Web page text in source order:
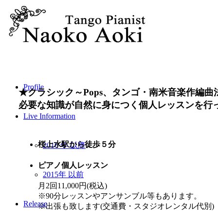
Profile
Live Information
2016 年 以降
2015年 以前
Release
★クラシック～Pops、タンゴ・南米音楽作編曲
必要な知識が自然に身につく個人レッスンを行
桜上水駅から徒歩５分
ピアノ個人レッスン
月2回11,000円(税込)
※90分レッスンやアンサンブル等もあります。
※出張も致します(交通費・スタジオレンタル代別)